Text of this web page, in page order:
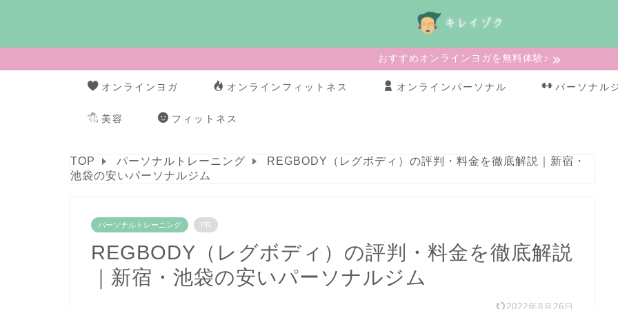
おすすめオンラインヨガを無料体験♪
オンラインヨガ オンラインフィットネス オンラインパーソナル パーソナル
美容 フィットネス
TOP パーソナルトレーニング
REGBODY（レグボディ）の評判・料金を徹底解説｜新宿・
池袋の安いパーソナルジム
パーソナルトレーニング PR
REGBODY（レグボディ）の評判・料金を徹底解説
｜新宿・池袋の安いパーソナルジム
2022年8月26日